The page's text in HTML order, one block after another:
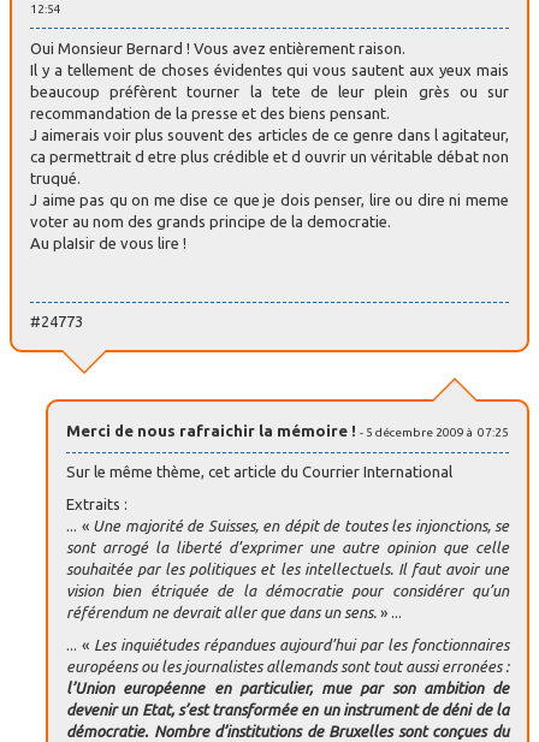
12:54
Oui Monsieur Bernard ! Vous avez entièrement raison.
Il y a tellement de choses évidentes qui vous sautent aux yeux mais
beaucoup préfèrent tourner la tete de leur plein grès ou sur
recommandation de la presse et des biens pensant.
J aimerais voir plus souvent des articles de ce genre dans l agitateur,
ca permettrait d etre plus crédible et d ouvrir un véritable débat non
truqué.
J aime pas qu on me dise ce que je dois penser, lire ou dire ni meme
voter au nom des grands principe de la democratie.
Au plaIsir de vous lire !
#24773
Merci de nous rafraichir la mémoire ! - 5 décembre 2009 à 07:25
Sur le même thème, cet article du Courrier International
Extraits :
... « Une majorité de Suisses, en dépit de toutes les injonctions, se
sont arrogé la liberté d’exprimer une autre opinion que celle
souhaitée par les politiques et les intellectuels. Il faut avoir une
vision bien étriquée de la démocratie pour considérer qu’un
référendum ne devrait aller que dans un sens. » ...
... « Les inquiétudes répandues aujourd’hui par les fonctionnaires
européens ou les journalistes allemands sont tout aussi erronées :
l’Union européenne en particulier, mue par son ambition de
devenir un Etat, s’est transformée en un instrument de déni de la
démocratie. Nombre d’institutions de Bruxelles sont conçues du